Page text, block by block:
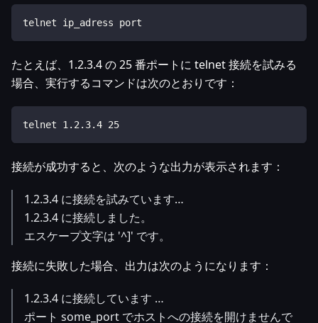
telnet ip_adress port
たとえば、1.2.3.4 の 25 番ポートに telnet 接続を試みる
場合、実行するコマンドは次のとおりです：
telnet 1.2.3.4 25
接続が成功すると、次のような出力が表示されます：
1.2.3.4 に接続を試みています…
1.2.3.4 に接続しました。
エスケープ文字は '^]' です。
接続に失敗した場合、出力は次のようになります：
1.2.3.4 に接続しています …
ポート some_port でホストへの接続を開けませんで